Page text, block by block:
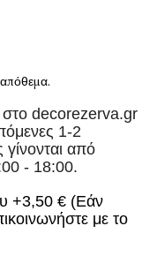
decorezerva.gr
1-2
από
- 18:00.
+3,50 € (Εάν
με το